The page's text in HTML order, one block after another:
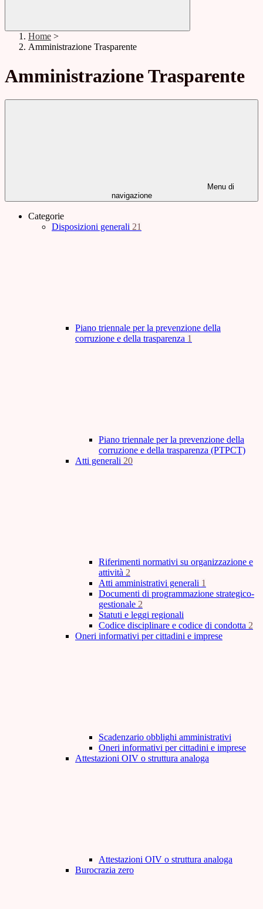
Home >
Amministrazione Trasparente
Amministrazione Trasparente
Menu di
navigazione
Categorie
Disposizioni generali 21
Piano triennale per la prevenzione della
corruzione e della trasparenza 1
Piano triennale per la prevenzione della
corruzione e della trasparenza (PTPCT)
Atti generali 20
Riferimenti normativi su organizzazione e
attività 2
Atti amministrativi generali 1
Documenti di programmazione strategico-
gestionale 2
Statuti e leggi regionali
Codice disciplinare e codice di condotta 2
Oneri informativi per cittadini e imprese
Scadenzario obblighi amministrativi
Oneri informativi per cittadini e imprese
Attestazioni OIV o struttura analoga
Attestazioni OIV o struttura analoga
Burocrazia zero